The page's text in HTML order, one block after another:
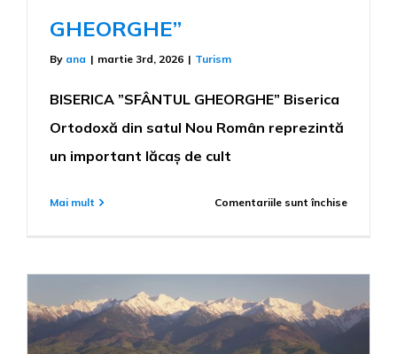
GHEORGHE”
By ana | martie 3rd, 2026 | Turism
BISERICA ”SFÂNTUL GHEORGHE” Biserica
Ortodoxă din satul Nou Român reprezintă
un important lăcaș de cult
Mai mult Comentariile sunt închisepentru